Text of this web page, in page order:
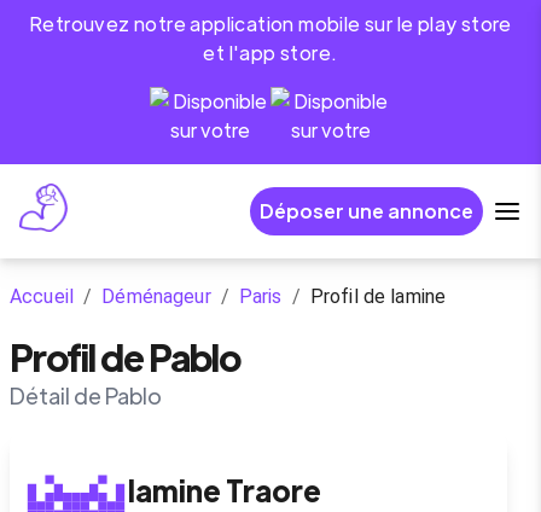
Retrouvez notre application mobile sur le play store
et l'app store.
Déposer une annonce
Accueil / Déménageur / Paris / Profil de lamine
Profil de Pablo
Détail de Pablo
lamineTraore